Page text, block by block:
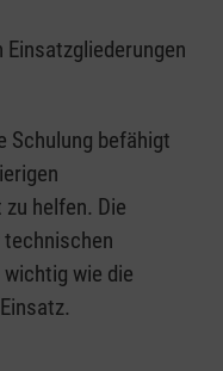
Schulung befähigt
helfen. Die
technischen
wie die